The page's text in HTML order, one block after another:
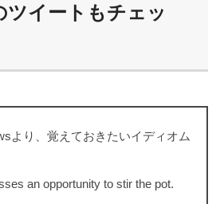
イートもチェッ
より、覚えておきたいイディオム
an opportunity to stir the pot.